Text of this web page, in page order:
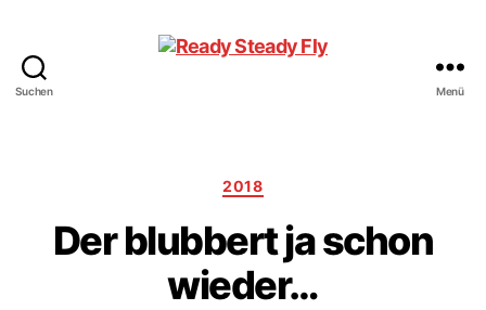
Suchen Menü
Kategorien
2018
Der blubbert ja schon
wieder…